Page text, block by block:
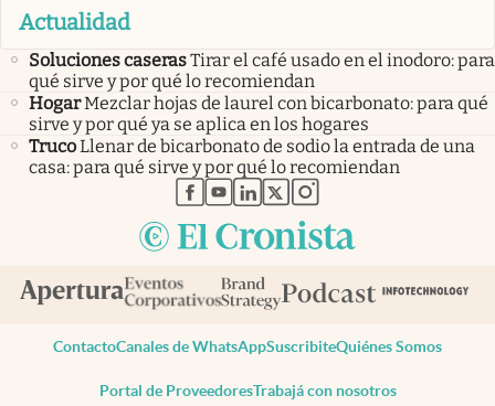
Actualidad
Soluciones caserasTirar el café usado en el inodoro: para
qué sirve y por qué lo recomiendan
HogarMezclar hojas de laurel con bicarbonato: para qué
sirve y por qué ya se aplica en los hogares
TrucoLlenar de bicarbonato de sodio la entrada de una
casa: para qué sirve y por qué lo recomiendan
abre en nueva pestaña
abre en nueva pestaña
abre en nueva pestaña
abre en nueva pestaña
abre en nueva pestaña
ContactoCanales de WhatsAppSuscribiteQuiénes Somos
Portal de ProveedoresTrabajá con nosotros